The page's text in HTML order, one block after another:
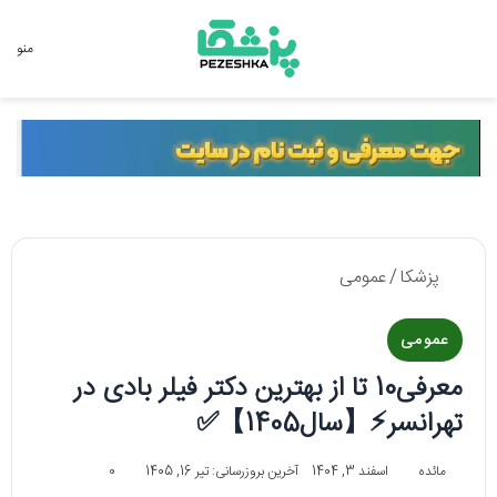
منو
پزشکا/عمومی
عمومی
معرفی10 تا از بهترین دکتر فیلر بادی در
تهرانسر⚡【سال1405】✅
مائده اسفند 3, 1404 آخرین بروزرسانی: تیر 16, 1405
0